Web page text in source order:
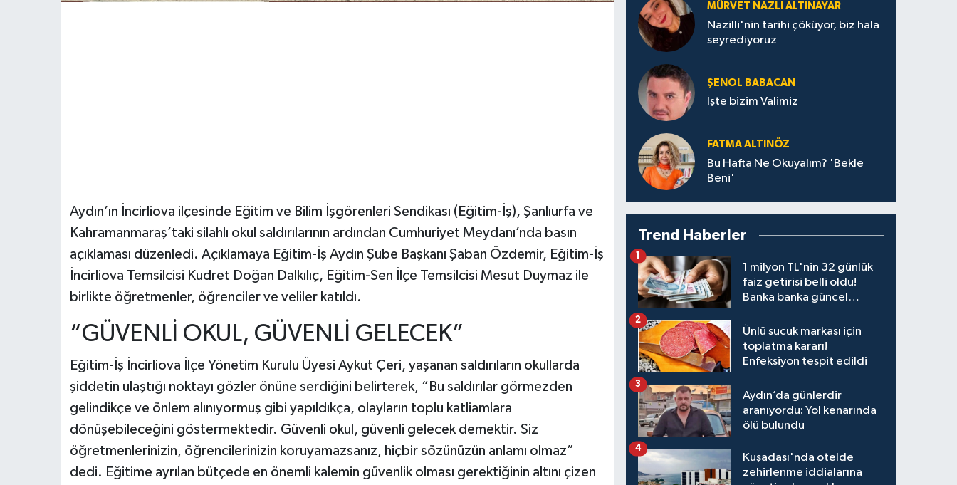
Aydın’ın İncirliova ilçesinde Eğitim ve Bilim İşgörenleri Sendikası (Eğitim-İş), Şanlıurfa ve
Kahramanmaraş’taki silahlı okul saldırılarının ardından Cumhuriyet Meydanı’nda basın
açıklaması düzenledi. Açıklamaya Eğitim-İş Aydın Şube Başkanı Şaban Özdemir, Eğitim-İş
İncirliova Temsilcisi Kudret Doğan Dalkılıç, Eğitim-Sen İlçe Temsilcisi Mesut Duymaz ile
birlikte öğretmenler, öğrenciler ve veliler katıldı.
“GÜVENLİ OKUL, GÜVENLİ GELECEK”
Eğitim-İş İncirliova İlçe Yönetim Kurulu Üyesi Aykut Çeri, yaşanan saldırıların okullarda
şiddetin ulaştığı noktayı gözler önüne serdiğini belirterek, “Bu saldırılar görmezden
gelindikçe ve önlem alınıyormuş gibi yapıldıkça, olayların toplu katliamlara
dönüşebileceğini göstermektedir. Güvenli okul, güvenli gelecek demektir. Siz
öğretmenlerinizin, öğrencilerinizin koruyamazsanız, hiçbir sözünüzün anlamı olmaz”
dedi. Eğitime ayrılan bütçede en önemli kalemin güvenlik olması gerektiğinin altını çizen
MÜRVET NAZLI ALTINAYAR
Nazilli'nin tarihi çöküyor, biz hala
seyrediyoruz
ŞENOL BABACAN
İşte bizim Valimiz
FATMA ALTINÖZ
Bu Hafta Ne Okuyalım? 'Bekle
Beni'
Trend Haberler
1 milyon TL'nin 32 günlük
faiz getirisi belli oldu!
Banka banka güncel
1
Ünlü sucuk markası için
toplatma kararı!
Enfeksiyon tespit edildi
2
Aydın’da günlerdir
aranıyordu: Yol kenarında
ölü bulundu
3
Kuşadası'nda otelde
zehirlenme iddialarına
4